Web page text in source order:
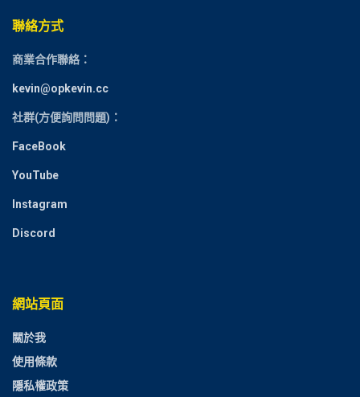
聯絡方式
商業合作聯絡：
kevin@opkevin.cc
社群(方便詢問問題)：
FaceBook
YouTube
Instagram
Discord
網站頁面
關於我
使用條款
隱私權政策